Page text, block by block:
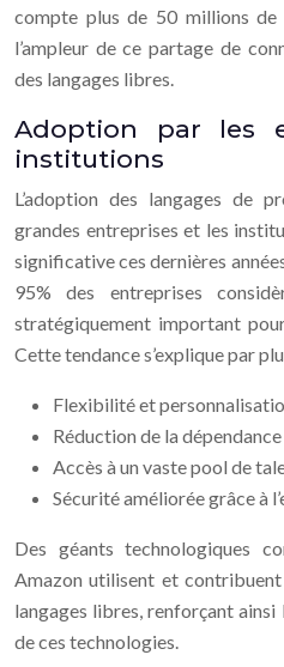
compte plus de 50 millions de
l’ampleur de ce partage de
des langages libres.
Adoption par les
institutions
L’adoption des langages de
grandes entreprises et les
significative ces dernières
95% des entreprises
stratégiquement important
Cette tendance s’explique par
Flexibilité et
Réduction de la
Accès à un vaste pool de
Sécurité améliorée grâce à
Des géants technologiques
Amazon utilisent et
langages libres, renforçant
de ces technologies.